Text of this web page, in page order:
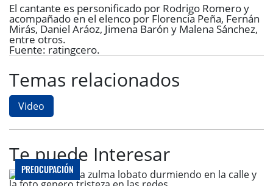
El cantante es personificado por Rodrigo Romeroy
acompañado en el elenco por Florencia Peña, Fernán
Mirás, Daniel Aráoz, Jimena Barón y Malena Sánchez,
entre otros.
Fuente: ratingcero.
Temas relacionados
Video
Te puede Interesar
PREOCUPACIÓN